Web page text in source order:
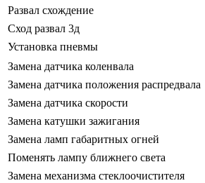
Развал схождение
Сход развал 3д
Установка пневмы
Замена датчика коленвала
Замена датчика положения распредвала
Замена датчика скорости
Замена катушки зажигания
Замена ламп габаритных огней
Поменять лампу ближнего света
Замена механизма стеклоочистителя